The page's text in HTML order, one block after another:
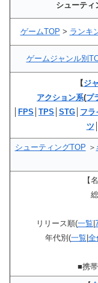
シューティ
ゲームTOP > ランキ
ゲームジャンル別
【ジ
アクション系(プ
FPS TPS STG フラ
ツ
シューティングTOP ＞
【
リリース順(一覧
年代別(一覧 全
■携